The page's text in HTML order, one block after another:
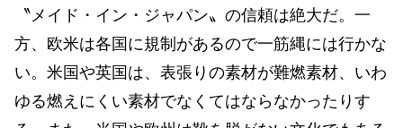
〝メイド・イン・ジャパン〟の信頼は絶大だ。一
方、欧米は各国に規制があるので一筋縄には行かな
い。米国や英国は、表張りの素材が難燃素材、いわ
ゆる燃えにくい素材でなくてはならなかったりす